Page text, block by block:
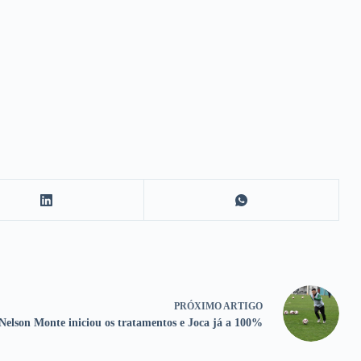
PRÓXIMO ARTIGO
Monte iniciou os tratamentos e Joca já a 100%